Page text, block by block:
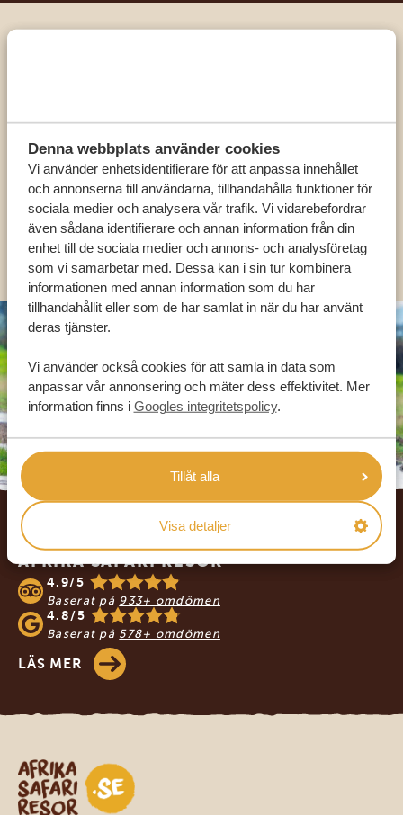
Denna webbplats använder cookies
Vi använder enhetsidentifierare för att anpassa innehållet
och annonserna till användarna, tillhandahålla funktioner för
sociala medier och analysera vår trafik. Vi vidarebefordrar
även sådana identifierare och annan information från din
enhet till de sociala medier och annons- och analysföretag
som vi samarbetar med. Dessa kan i sin tur kombinera
informationen med annan information som du har
tillhandahållit eller som de har samlat in när du har använt
deras tjänster.
Vi använder också cookies för att samla in data som
anpassar vår annonsering och mäter dess effektivitet. Mer
information finns i Googles integritetspolicy.
Tillåt alla
Visa detaljer
HJÄLPA DIG
SV:+31 174 788 101
OLIKA LÄNDER
Footer
VÅRA KUNDER REKOMMENDERAR
AFRIKA SAFARI RESOR
4.9/5
Baserat på 933+ omdömen
4.8/5
Baserat på 578+ omdömen
LÄS MER
Safari-resor i Afrika